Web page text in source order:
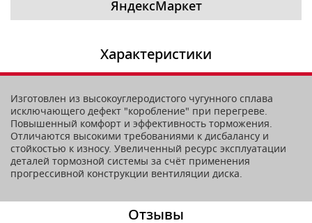
ЯндексМаркет
Характеристики
Изготовлен из высокоуглеродистого чугунного сплава
исключающего дефект "коробление" при перегреве.
Повышенный комфорт и эффективность торможения.
Отличаются высокими требованиями к дисбалансу и
стойкостью к износу. Увеличенный ресурс эксплуатации
деталей тормозной системы за счёт применения
прогрессивной конструкции вентиляции диска.
Отзывы